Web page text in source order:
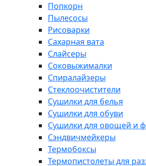
Попкорн
Пылесосы
Рисоварки
Сахарная вата
Слайсеры
Соковыжималки
Спиралайзеры
Стеклоочистители
Сушилки для белья
Сушилки для обуви
Сушилки для овощей и
Сэндвичмейкеры
Термобоксы
Термопистолеты для